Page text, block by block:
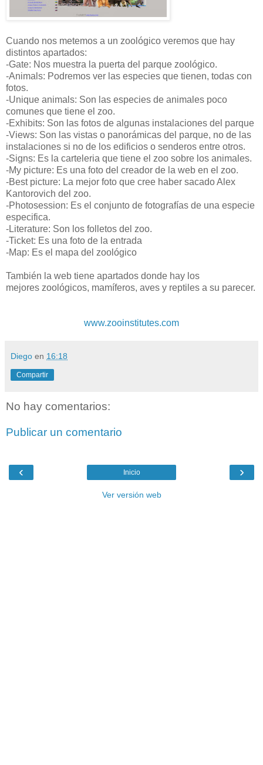
Cuando nos metemos a un zoológico veremos que hay
distintos apartados:
-Gate: Nos muestra la puerta del parque zoológico.
-Animals: Podremos ver las especies que tienen, todas con
fotos.
-Unique animals: Son las especies de animales poco
comunes que tiene el zoo.
-Exhibits: Son las fotos de algunas instalaciones del parque
-Views: Son las vistas o panorámicas del parque, no de las
instalaciones si no de los edificios o senderos entre otros.
-Signs: Es la carteleria que tiene el zoo sobre los animales.
-My picture: Es una foto del creador de la web en el zoo.
-Best picture: La mejor foto que cree haber sacado Alex
Kantorovich del zoo.
-Photosession: Es el conjunto de fotografías de una especie
especifica.
-Literature: Son los folletos del zoo.
-Ticket: Es una foto de la entrada
-Map: Es el mapa del zoológico
También la web tiene apartados donde hay los
mejores zoológicos, mamíferos, aves y reptiles a su parecer.
www.zooinstitutes.com
Diego en 16:18
Compartir
No hay comentarios:
Publicar un comentario
‹ ›
Inicio
Ver versión web